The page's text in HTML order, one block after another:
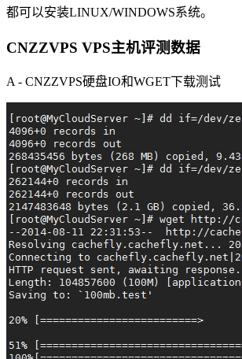
都可以安装LINUX/WINDOWS系统。
CNZZVPS VPS主机评测数据
A - CNZZVPS硬盘IO和WGET下载测试